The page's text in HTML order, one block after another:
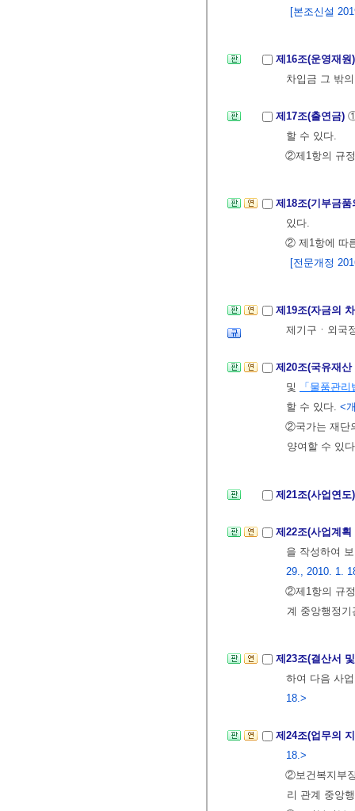
[본조신설
제16조(운영재
차입금 그 밖
제17조(출연금)
할 수 있다.
②제1항의 규
제18조(기부금
있다.
② 제1항에 따
[전문개정
제19조(자금의
제기구ㆍ외국
제20조(국유재
및
「물품관리
할 수 있다. <
②국가는 재단
양여할 수 있
제21조(사업연
제22조(사업계
을 작성하여
29., 2010. 1.
②제1항의 규
계 중앙행정
제23조(결산서
하여 다음 사
18.>
제24조(업무의
18.>
②보건복지부
리 관계 중앙